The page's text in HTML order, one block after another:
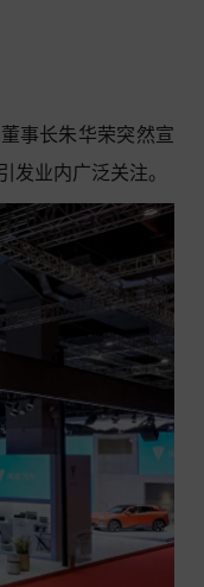
事长朱华荣突然宣
业内广泛关注。